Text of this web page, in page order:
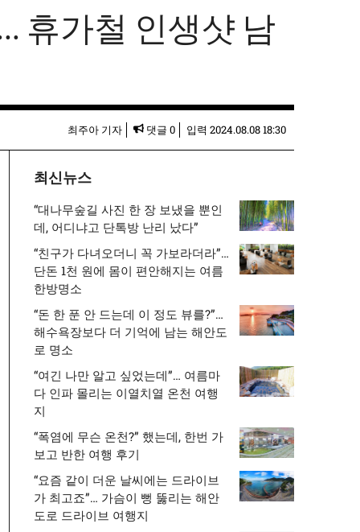
휴가철 인생샷 남
최주아 기자 댓글 0 입력 2024.08.08 18:30
최신뉴스
“대나무숲길 사진 한 장 보냈을 뿐인
데, 어디냐고 단톡방 난리 났다”
“친구가 다녀오더니 꼭 가보라더라”…
단돈 1천 원에 몸이 편안해지는 여름
한방명소
“돈 한 푼 안 드는데 이 정도 뷰를?”…
해수욕장보다 더 기억에 남는 해안도
로 명소
“여긴 나만 알고 싶었는데”… 여름마
다 인파 몰리는 이열치열 온천 여행
지
“폭염에 무슨 온천?” 했는데, 한번 가
보고 반한 여행 후기
“요즘 같이 더운 날씨에는 드라이브
가 최고죠”… 가슴이 뻥 뚫리는 해안
도로 드라이브 여행지